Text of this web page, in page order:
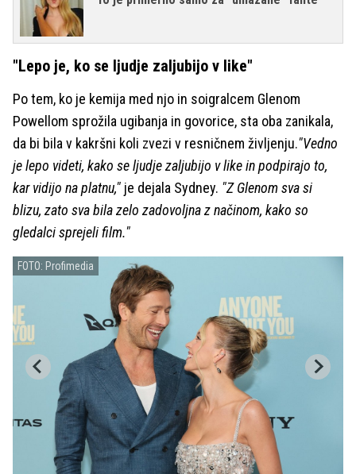
"Lepo je, ko se ljudje zaljubijo v like"
Po tem, ko je kemija med njo in soigralcem Glenom
Powellom sprožila ugibanja in govorice, sta oba zanikala,
da bi bila v kakršni koli zvezi v resničnem življenju."Vedno
je lepo videti, kako se ljudje zaljubijo v like in podpirajo to,
kar vidijo na platnu," je dejala Sydney. "Z Glenom sva si
blizu, zato sva bila zelo zadovoljna z načinom, kako so
gledalci sprejeli film."
FOTO: Profimedia